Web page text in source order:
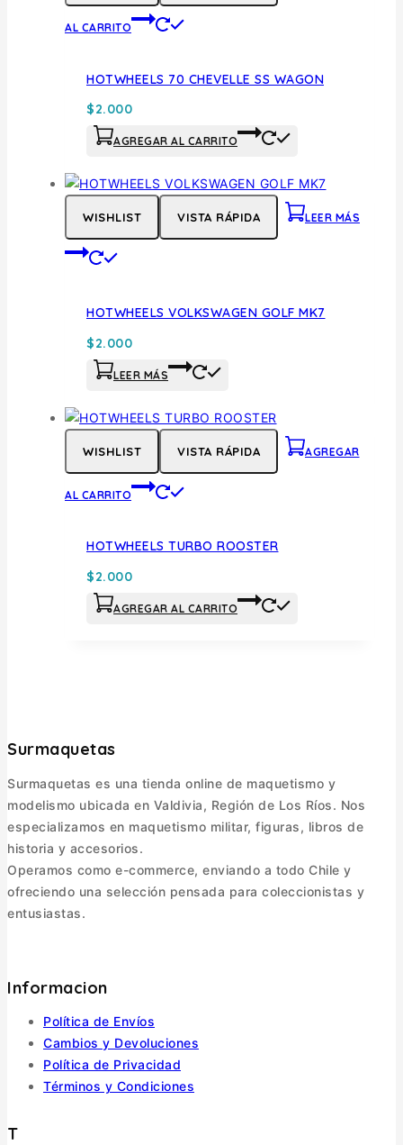
AL CARRITO
HOTWHEELS 70 CHEVELLE SS WAGON
$2.000
AGREGAR AL CARRITO
WISHLIST VISTA RÁPIDA LEER MÁS
HOTWHEELS VOLKSWAGEN GOLF MK7
$2.000
LEER MÁS
WISHLIST VISTA RÁPIDA AGREGAR
AL CARRITO
HOTWHEELS TURBO ROOSTER
$2.000
AGREGAR AL CARRITO
Surmaquetas
Surmaquetas es una tienda online de maquetismo y
modelismo ubicada en Valdivia, Región de Los Ríos. Nos
especializamos en maquetismo militar, figuras, libros de
historia y accesorios.
Operamos como e-commerce, enviando a todo Chile y
ofreciendo una selección pensada para coleccionistas y
entusiastas.
Informacion
Política de Envíos
Cambios y Devoluciones
Política de Privacidad
Términos y Condiciones
Tienda